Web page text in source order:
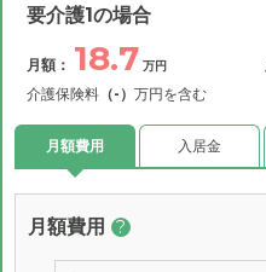
要介護1の場合
月額： 18.7 万円
介護保険料 （-） 万円を含む
月額費用 入居金
月額費用 ?